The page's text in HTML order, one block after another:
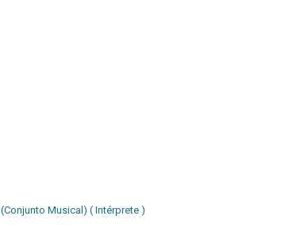
Musical) ( Intérprete )